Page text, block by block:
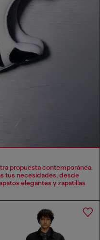
propuesta contemporánea.
tus necesidades, desde
elegantes y zapatillas